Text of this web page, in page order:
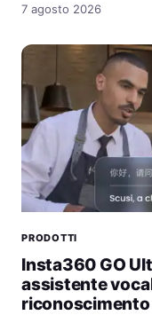
7 agosto 2026
PRODOTTI
Insta360 GO
assistente